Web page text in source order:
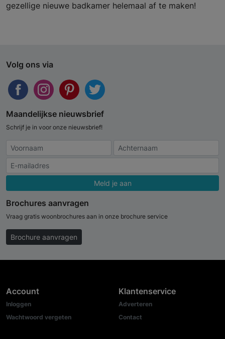
gezellige nieuwe badkamer helemaal af te maken!
Volg ons via
Maandelijkse nieuwsbrief
Schrijf je in voor onze nieuwsbrief!
Meld je aan
Brochures aanvragen
Vraag gratis woonbrochures aan in onze brochure service
Brochure aanvragen
Account
Inloggen
Wachtwoord vergeten
Klantenservice
Adverteren
Contact